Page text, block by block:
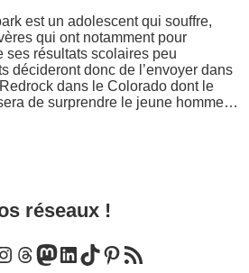
est un adolescent qui souffre,
qui ont notamment pour
ses résultats scolaires peu
décideront donc de l’envoyer dans
dans le Colorado dont le
de surprendre le jeune homme…
réseaux !
Threads Mastodon LinkedIn TikTok Pinterest Flux RSS